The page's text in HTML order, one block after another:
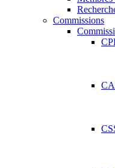
Commissions